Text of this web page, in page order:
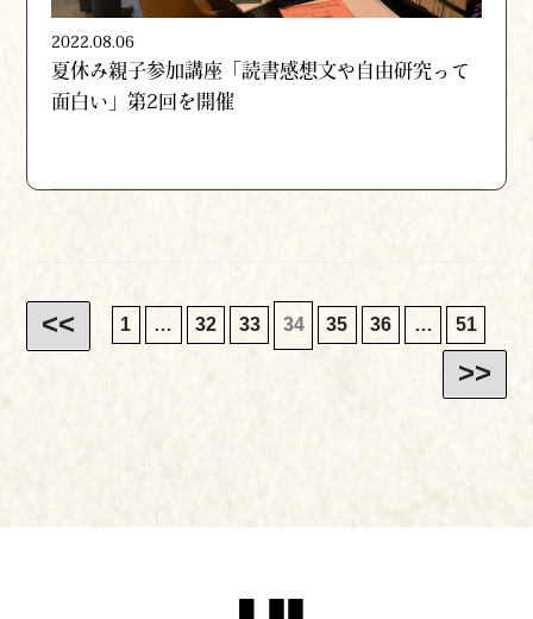
2022.08.06
夏休み親子参加講座「読書感想文や自由研究って
面白い」第2回を開催
<< 1 … 32 33 34 35 36 … 51
>>